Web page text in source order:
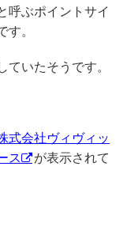
呼ぶポイントサイ
す。
ていたそうです。
式会社ヴィヴィッ
ス
が表示されて